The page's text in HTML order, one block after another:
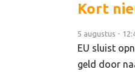
Kort
5 augustus -
EU sluist
geld door